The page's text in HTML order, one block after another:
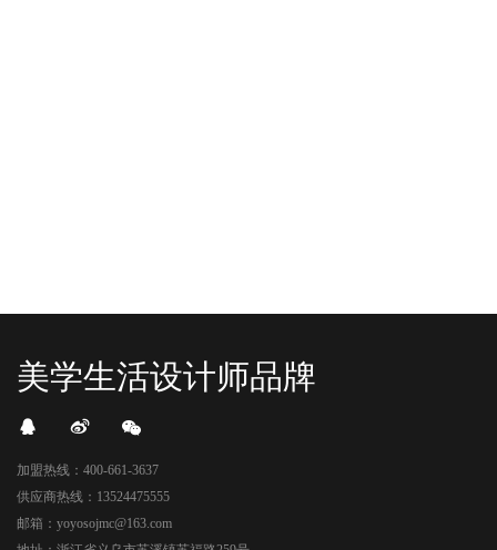
美学生活设计师品牌
加盟热线：400-661-3637
供应商热线：13524475555
邮箱：yoyosojmc@163.com